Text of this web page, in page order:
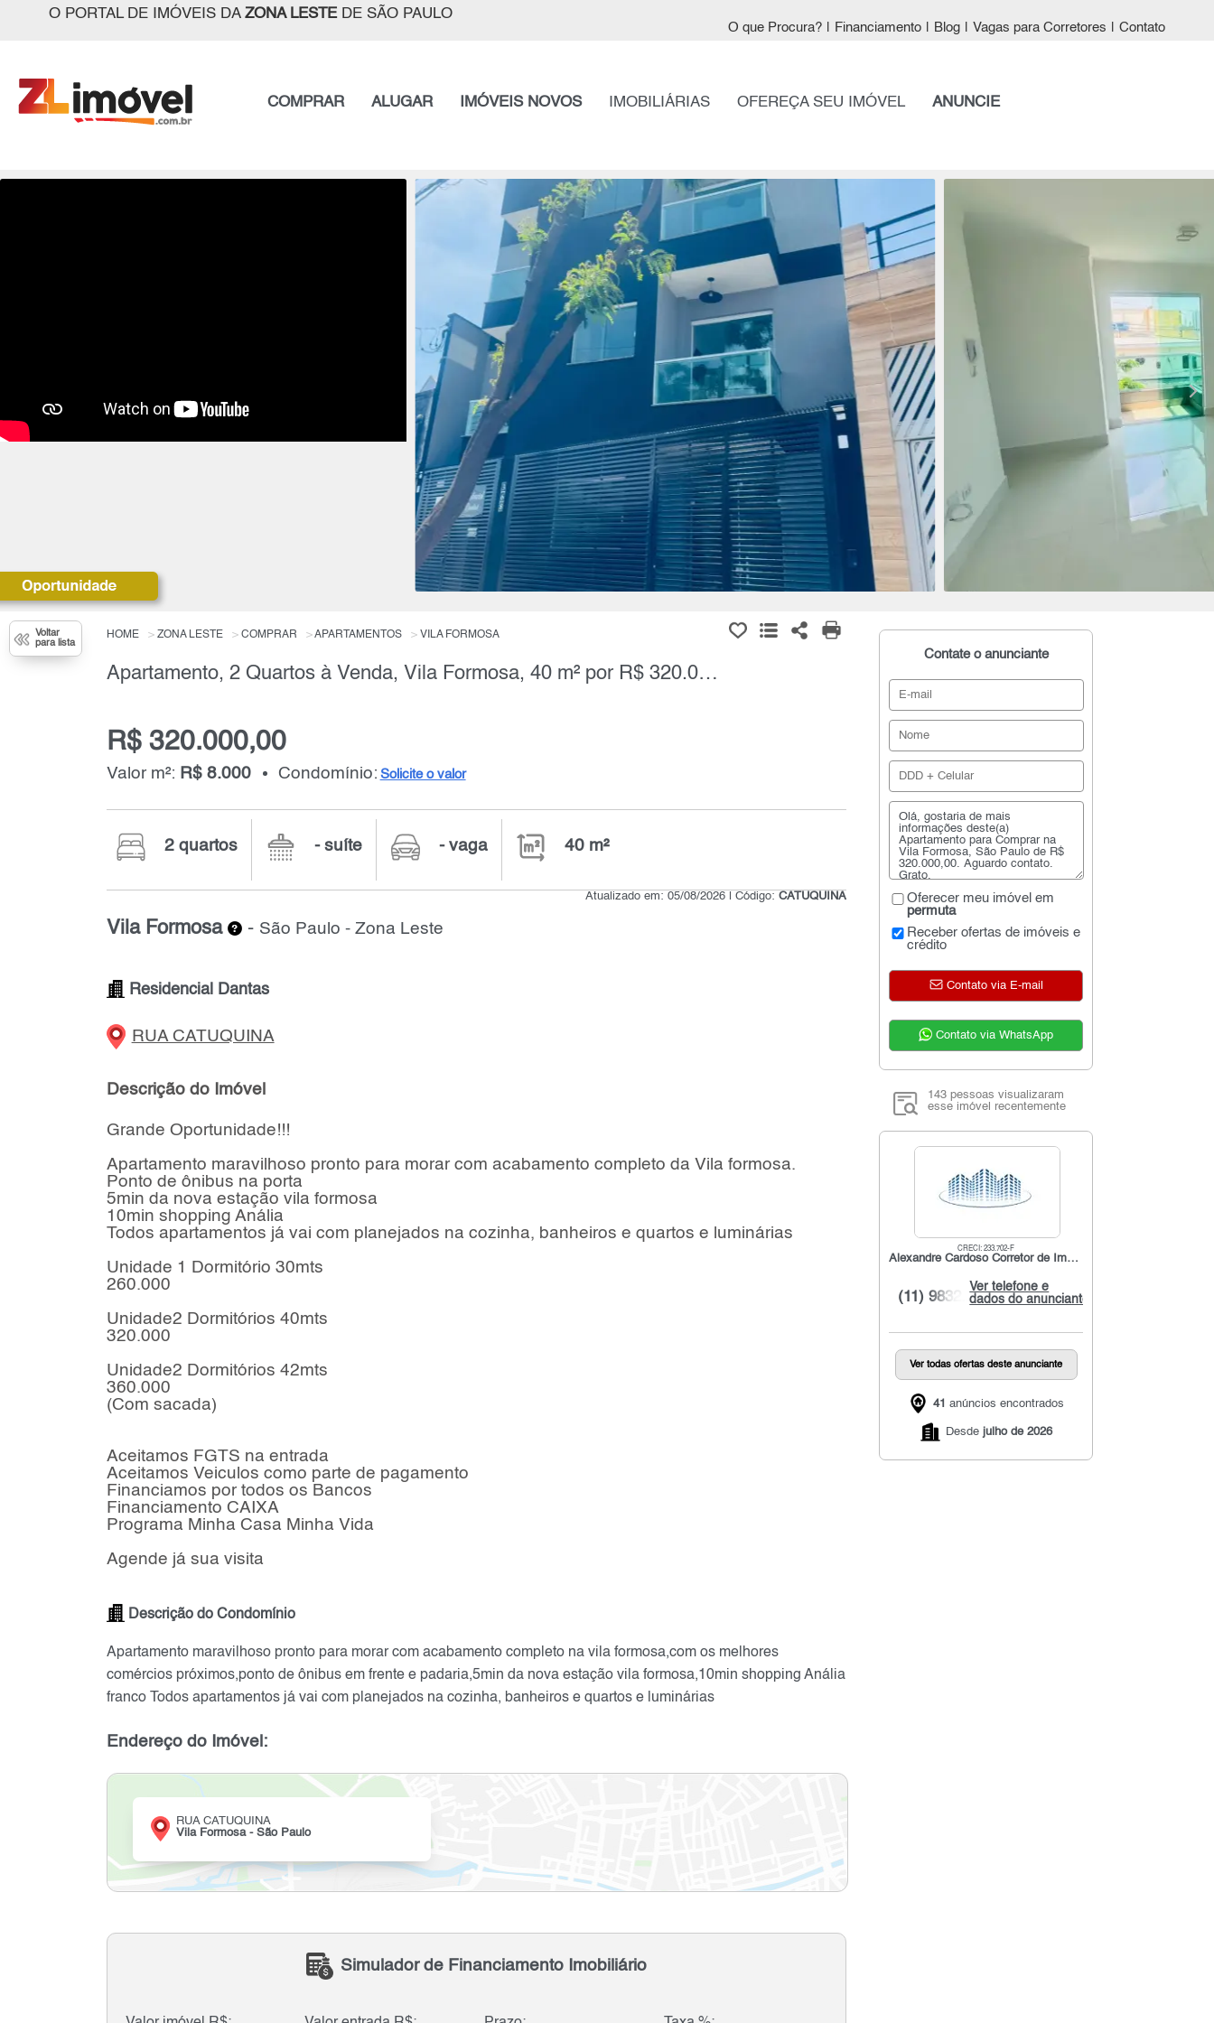
O PORTAL DE IMÓVEIS DA ZONA LESTEDE SÃO PAULO
O que Procura? Financiamento Blog Vagas para Corretores Contato
COMPRAR ALUGAR IMÓVEIS NOVOS IMOBILIÁRIAS OFEREÇA SEU IMÓVEL ANUNCIE
Voltar
para lista
HOME ZONA LESTE COMPRAR APARTAMENTOS VILA FORMOSA
Apartamento, 2 Quartos à Venda, Vila Formosa, 40 m² por R$ 320.000,00
R$ 320.000,00
Valor m²: R$ 8.000 Condomínio: Solicite o valor
2 quartos - suíte - vaga 40 m²
Atualizado em: 05/08/2026 | Código:CATUQUINA
Vila Formosa - São Paulo - Zona Leste
Residencial Dantas
RUA CATUQUINA
Descrição do Imóvel
Grande Oportunidade!!!
Apartamento maravilhoso pronto para morar com acabamento completo da Vila formosa.
Ponto de ônibus na porta
5min da nova estação vila formosa
10min shopping Anália
Todos apartamentos já vai com planejados na cozinha, banheiros e quartos e luminárias
Unidade 1 Dormitório 30mts
260.000
Unidade2 Dormitórios 40mts
320.000
Unidade2 Dormitórios 42mts
360.000
(Com sacada)
Aceitamos FGTS na entrada
Aceitamos Veiculos como parte de pagamento
Financiamos por todos os Bancos
Financiamento CAIXA
Programa Minha Casa Minha Vida
Agende já sua visita
Descrição do Condomínio
Apartamento maravilhoso pronto para morar com acabamento completo na vila formosa,com os melhores
comércios próximos,ponto de ônibus em frente e padaria,5min da nova estação vila formosa,10min shopping Anália
franco Todos apartamentos já vai com planejados na cozinha, banheiros e quartos e luminárias
Endereço do Imóvel:
RUA CATUQUINA
Vila Formosa - São Paulo
Simulador de Financiamento Imobiliário
Contate o anunciante
Oferecer meu imóvel em
permuta
Receber ofertas de imóveis e
crédito
Contato via E-mail
Contato via WhatsApp
143 pessoas visualizaram
esse imóvel recentemente
CRECI: 233.702-F
Alexandre Cardoso Corretor de Imóveis
Ver telefone e
dados do anunciante
(11) 9832...
Ver todas ofertas deste anunciante
41 anúncios encontrados
Desde julho de 2026